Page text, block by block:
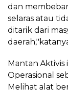
dan
selaras atau
ditarik dari
Mantan Aktivis
Operasional
Melihat alat